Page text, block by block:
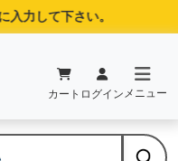
力して下さい。
カート ログイン メニュー